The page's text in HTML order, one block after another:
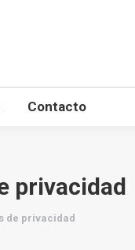
Contacto
privacidad
de privacidad